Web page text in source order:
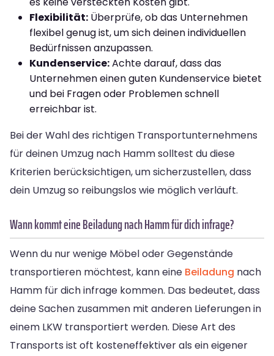
Flexibilität: Überprüfe, ob das Unternehmen
flexibel genug ist, um sich deinen individuellen
Bedürfnissen anzupassen.
Kundenservice:Achte darauf, dass das
Unternehmen einen guten Kundenservice bietet
und bei Fragen oder Problemen schnell
erreichbar ist.
Bei der Wahl des richtigen Transportunternehmens
für deinen Umzug nach Hamm solltest du diese
Kriterien berücksichtigen, um sicherzustellen, dass
dein Umzug so reibungslos wie möglich verläuft.
Wann kommt eine Beiladung nach Hamm für dich infrage?
Wenn du nur wenige Möbel oder Gegenstände
transportieren möchtest, kann eine Beiladung nach
Hamm für dich infrage kommen. Das bedeutet, dass
deine Sachen zusammen mit anderen Lieferungen in
einem LKW transportiert werden. Diese Art des
Transports ist oft kosteneffektiver als ein eigener